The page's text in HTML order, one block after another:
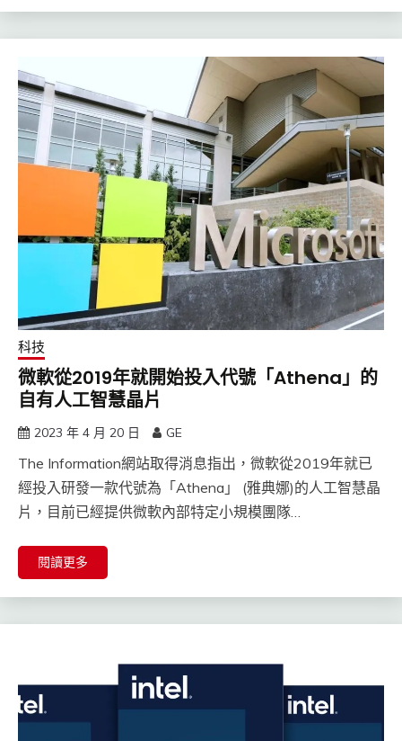
科技
微軟從2019年就開始投入代號「Athena」的
自有人工智慧晶片
2023 年 4 月 20 日 GE
The Information網站取得消息指出，微軟從2019年就已
經投入研發一款代號為「Athena」 (雅典娜)的人工智慧晶
片，目前已經提供微軟內部特定小規模團隊…
閱讀更多